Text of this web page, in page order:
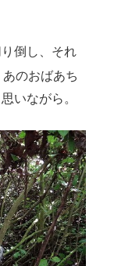
倒し、それ
あのおばあち
いながら。